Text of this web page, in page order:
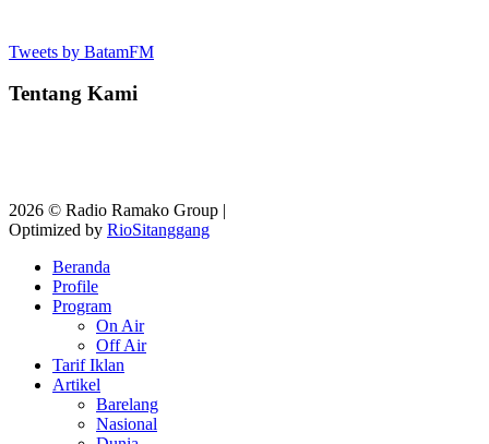
Tweets by BatamFM
Tentang Kami
2026 © Radio Ramako Group |
Optimized by RioSitanggang
Beranda
Profile
Program
On Air
Off Air
Tarif Iklan
Artikel
Barelang
Nasional